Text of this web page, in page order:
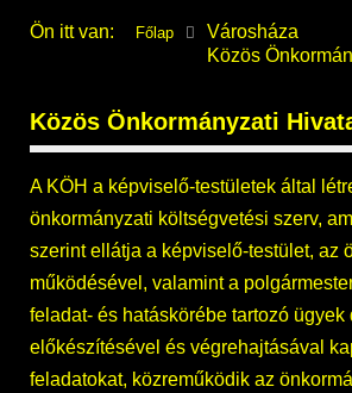
Ön itt van: Főlap
Városháza
Közös
Közös Önkormányzati
A KÖH a képviselő-testületek által
önkormányzati költségvetési szerv,
szerint ellátja a képviselő-testület, az
működésével, valamint a
feladat- és hatáskörébe tartozó ügyek
előkészítésével és végrehajtásával
feladatokat, közreműködik az